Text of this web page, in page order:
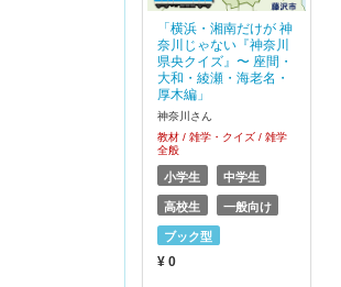
「横浜・湘南だけが 神
奈川じゃない『神奈川
県央クイズ』〜 座間・
大和・綾瀬・海老名・
厚木編」
神奈川さん
教材 / 雑学・クイズ / 雑学
全般
小学生 中学生
高校生 一般向け
ブック型
¥ 0